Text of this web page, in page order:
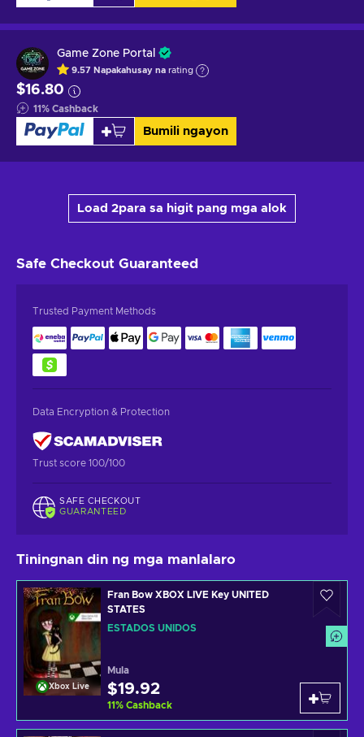
Game Zone Portal
9.57 Napakahusay na rating
$16.80
11% Cashback
Bumili ngayon
Load 2para sa higit pang mga alok
Safe Checkout Guaranteed
Trusted Payment Methods
Data Encryption & Protection
Trust score 100/100
SAFE CHECKOUT
GUARANTEED
Tiningnan din ng mga manlalaro
Xbox Live
Fran Bow XBOX LIVE Key UNITED
STATES
ESTADOS UNIDOS
Mula
$19.92
11% Cashback